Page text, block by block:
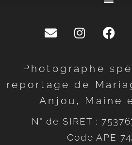
Photographe
reportage de
Anjou, Maine
N° de SIRET :
Code APE